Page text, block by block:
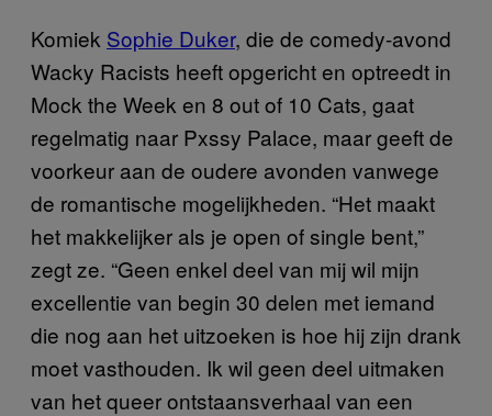
Komiek Sophie Duker, die de comedy-avond
Wacky Racists heeft opgericht en optreedt in
Mock the Week en 8 out of 10 Cats, gaat
regelmatig naar Pxssy Palace, maar geeft de
voorkeur aan de oudere avonden vanwege
de romantische mogelijkheden. “Het maakt
het makkelijker als je open of single bent,”
zegt ze. “Geen enkel deel van mij wil mijn
excellentie van begin 30 delen met iemand
die nog aan het uitzoeken is hoe hij zijn drank
moet vasthouden. Ik wil geen deel uitmaken
van het queer ontstaansverhaal van een